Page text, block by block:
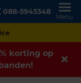
088-5945348
Menu
korting op